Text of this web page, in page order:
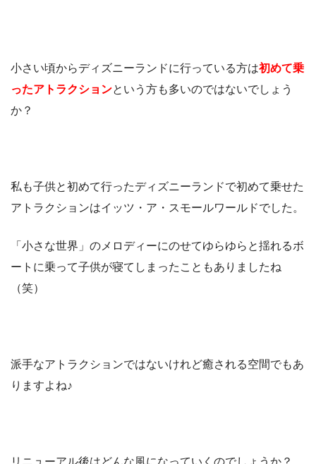
小さい頃からディズニーランドに行っている方は初めて乗
ったアトラクションという方も多いのではないでしょう
か？
私も子供と初めて行ったディズニーランドで初めて乗せた
アトラクションはイッツ・ア・スモールワールドでした。
「小さな世界」のメロディーにのせてゆらゆらと揺れるボ
ートに乗って子供が寝てしまったこともありましたね
（笑）
派手なアトラクションではないけれど癒される空間でもあ
りますよね♪
リニューアル後はどんな風になっていくのでしょうか？